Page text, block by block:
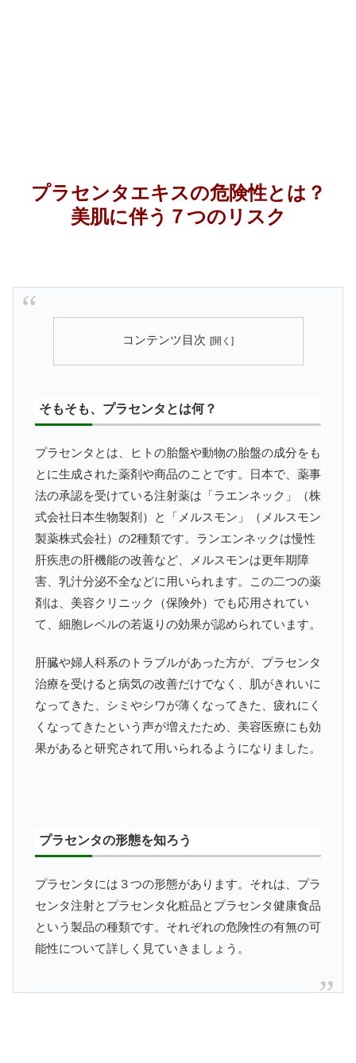
プラセンタエキスの危険性とは？
美肌に伴う７つのリスク
コンテンツ目次
そもそも、プラセンタとは何？
プラセンタとは、ヒトの胎盤や動物の胎盤の成分をも
とに生成された薬剤や商品のことです。日本で、薬事
法の承認を受けている注射薬は「ラエンネック」（株
式会社日本生物製剤）と「メルスモン」（メルスモン
製薬株式会社）の2種類です。ランエンネックは慢性
肝疾患の肝機能の改善など、メルスモンは更年期障
害、乳汁分泌不全などに用いられます。この二つの薬
剤は、美容クリニック（保険外）でも応用されてい
て、細胞レベルの若返りの効果が認められています。
肝臓や婦人科系のトラブルがあった方が、プラセンタ
治療を受けると病気の改善だけでなく、肌がきれいに
なってきた、シミやシワが薄くなってきた、疲れにく
くなってきたという声が増えたため、美容医療にも効
果があると研究されて用いられるようになりました。
プラセンタの形態を知ろう
プラセンタには３つの形態があります。それは、プラ
センタ注射とプラセンタ化粧品とプラセンタ健康食品
という製品の種類です。それぞれの危険性の有無の可
能性について詳しく見ていきましょう。